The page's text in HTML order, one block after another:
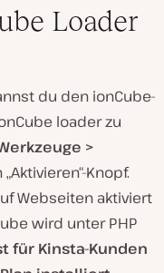
Loader
du den ionCube-
loader zu
>
Knopf.
Webseiten aktiviert
wird unter PHP
für Kinsta-Kunden